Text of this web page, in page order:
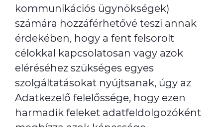
kommunikációs ügynökségek)
számára hozzáférhetővé teszi annak
érdekében, hogy a fent felsorolt
célokkal kapcsolatosan vagy azok
eléréséhez szükséges egyes
szolgáltatásokat nyújtsanak, úgy az
Adatkezelő felelőssége, hogy ezen
harmadik feleket adatfeldolgozóként